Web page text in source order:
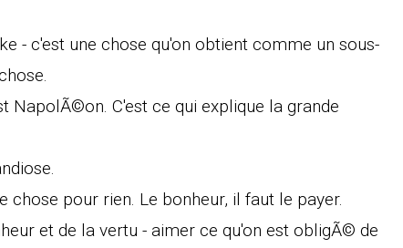
- c'est une chose qu'on obtient comme un sous-
NapolÃ©on. C'est ce qui explique la grande
chose pour rien. Le bonheur, il faut le payer.
et de la vertu - aimer ce qu'on est obligÃ© de